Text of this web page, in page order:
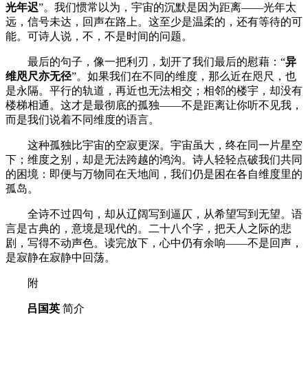
光年迟”。我们惯常以为，宇宙的沉默是因为距离——光年太
远，信号未达，回声在路上。这至少是温柔的，还有等待的可
能。可诗人说，不，不是时间的问题。
最后的句子，像一把利刃，划开了我们最后的慰藉： “异
维咫尺亦无径”。如果我们在不同的维度，那么近在咫尺，也
是永隔。平行的轨道，再近也无法相交；相邻的楼宇，却没有
楼梯相通。这才是最彻底的孤独——不是距离让你听不见我，
而是我们说着不同维度的语言。
这种孤独比宇宙的空寂更深。宇宙虽大，终在同一片星空
下；维度之别，却是无法跨越的鸿沟。诗人轻轻点破我们共同
的困境：即便与万物同在天地间，我们仍是困在各自维度里的
孤岛。
全诗不过四句，却从辽阔写到逼仄，从希望写到无望。语
言是古典的，意境是现代的。二十八个字，把天人之际的悲
剧，写得不动声色。读完放下，心中仍有余响——不是回声，
是寂静在寂静中回荡。
附
吕国英 简介